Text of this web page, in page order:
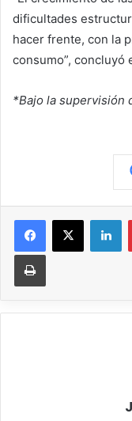
dificultades
hacer frente, con la
consumo”, concluyó
*Bajo la supervisión
Facebook
X
Imprimir